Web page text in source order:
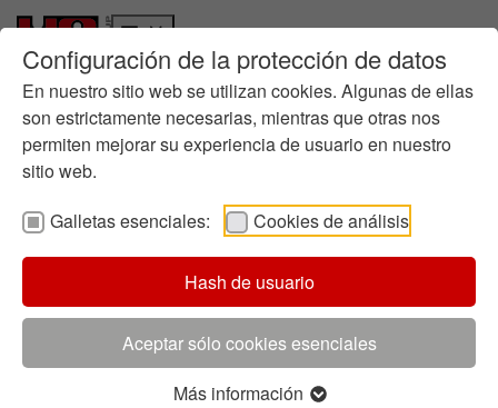
Configuración de la protección de datos
En nuestro sitio web se utilizan cookies. Algunas de ellas
son estrictamente necesarias, mientras que otras nos
permiten mejorar su experiencia de usuario en nuestro
sitio web.
Galletas esenciales:
Cookies de análisis
Hash de usuario
Aceptar sólo cookies esenciales
Más información
Ir a la página principal
Skip to page footer
Quiénes somos
Historia
Gestión empresarial
Química en la fundición
Dónde estamos
Informes
Ruta hacia la Sostenibilidad
Gestión Medioambiental
Certificados
Iniciativas
InorgánicosPuntos Fuertes Cordis
El sistema inorgánico en auge: Fundición sin